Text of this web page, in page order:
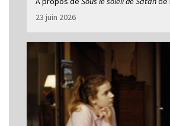
23 juin 2026